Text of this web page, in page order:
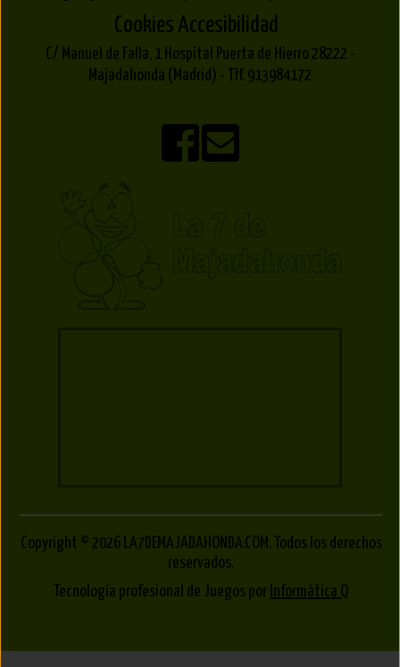
CookiesAccesibilidad
C/ Manuel de Falla, 1 Hospital Puerta de Hierro 28222 -
Majadahonda (Madrid) - Tlf. 913984172
Copyright © 2026 LA7DEMAJADAHONDA.COM. Todos los derechos
reservados.
Tecnología profesional de Juegos por Informática Q